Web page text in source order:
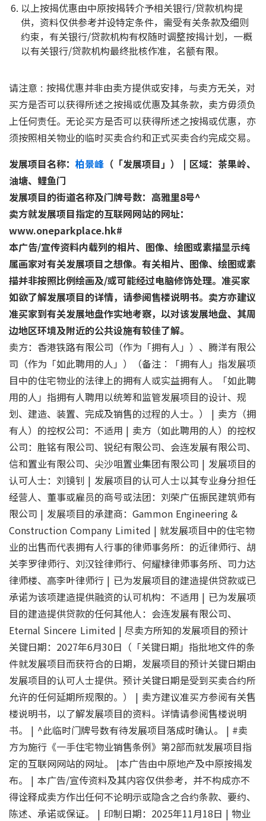
以上按揭优惠由中原按揭转介予相关银行/贷款机构提
供，资料仅供参考并设特定条件，需受有关条款及细则
约束，有关银行/贷款机构有权随时调整按揭计划，一概
以有关银行/贷款机构最终批核作准，名额有限。
请注意 : 按揭优惠并非由卖方提供或安排，与卖方无关，对
买方是否可以获得所述之按揭或优惠及其条款，卖方毋须负
上任何责任。无论买方是否可以获得所述之按揭或优惠，亦
须按照相关物业的临时买卖合约和正式买卖合约完成交易。
发展项目名称： 柏景峰 （「发展项目」） | 区域：茶果岭、
油塘、鲤鱼门
发展项目的街道名称及门牌号数：高雅里8号^
卖方就发展项目指定的互联网网站的网址：
www.oneparkplace.hk#
本广告/宣传资料内载列的相片、图像、绘图或素描显示纯
属画家对有关发展项目之想像。有关相片、图像、绘图或素
描并非按照比例绘画及/或可能经过电脑修饰处理。准买家
如欲了解发展项目的详情，请参阅售楼说明书。卖方亦建议
准买家到有关发展地盘作实地考察，以对该发展地盘、其周
边地区环境及附近的公共设施有较佳了解。
卖方：香港铁路有限公司（作为「拥有人」）、腾洋有限公
司（作为「如此聘用的人」）（备注︰「拥有人」指发展项
目中的住宅物业的法律上的拥有人或实益拥有人。「如此聘
用的人」指拥有人聘用以统筹和监管发展项目的设计、规
划、建造、装置、完成及销售的过程的人士。） | 卖方（拥
有人）的控权公司：不适用 | 卖方（如此聘用的人）的控权
公司：胜铭有限公司、锐纪有限公司、会连发展有限公司、
信和置业有限公司、尖沙咀置业集团有限公司 | 发展项目的
认可人士：刘镜钊 | 发展项目的认可人士以其专业身分担任
经营人、董事或雇员的商号或法团：刘荣广伍振民建筑师有
限公司 | 发展项目的承建商：Gammon Engineering &
Construction Company Limited | 就发展项目中的住宅物
业的出售而代表拥有人行事的律师事务所：的近律师行、胡
关李罗律师行、刘汉铨律师行、何耀棣律师事务所、司力达
律师楼、高李叶律师行 | 已为发展项目的建造提供贷款或已
承诺为该项建造提供融资的认可机构：不适用 | 已为发展项
目的建造提供贷款的任何其他人：会连发展有限公司、
Eternal Sincere Limited | 尽卖方所知的发展项目的预计
关键日期：2027年6月30日（「关键日期」指批地文件的条
件就发展项目而获符合的日期，发展项目的预计关键日期由
发展项目的认可人士提供。预计关键日期是受到买卖合约所
允许的任何延期所规限的。） | 卖方建议准买方参阅有关售
楼说明书，以了解发展项目的资料。详情请参阅售楼说明
书。 | ^此临时门牌号数有待发展项目落成时确认。 | #卖
方为施行《一手住宅物业销售条例》第2部而就发展项目指
定的互联网网站的网址。 |本广告由中原地产及中原按揭发
布。 | 本广告/宣传资料及其内容仅供参考，并不构成亦不
得诠释成卖方作出任何不论明示或隐含之合约条款、要约、
陈述、承诺或保证。 | 印制日期：2025年11月18日 | 物业